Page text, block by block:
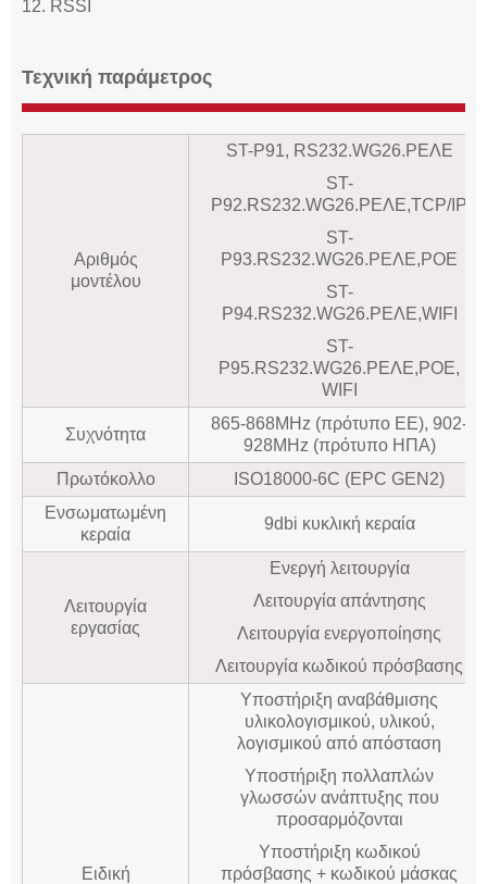
12. RSSI
Τεχνική παράμετρος
Αριθμός
μοντέλου
ST-P91, RS232.WG26.ΡΕΛΕ
ST-
P92.RS232.WG26.ΡΕΛΕ,TCP/IP
ST-
P93.RS232.WG26.ΡΕΛΕ,POE
ST-
P94.RS232.WG26.ΡΕΛΕ,WIFI
ST-
P95.RS232.WG26.ΡΕΛΕ,POE,
WIFI
Συχνότητα
865-868MHz (πρότυπο ΕΕ), 902-
928MHz (πρότυπο ΗΠΑ)
Πρωτόκολλο
ISO18000-6C (EPC GEN2)
Ενσωματωμένη
κεραία
9dbi κυκλική κεραία
Λειτουργία
εργασίας
Ενεργή λειτουργία
Λειτουργία απάντησης
Λειτουργία ενεργοποίησης
Λειτουργία κωδικού πρόσβασης
Ειδική
Υποστήριξη αναβάθμισης
υλικολογισμικού, υλικού,
λογισμικού από απόσταση
Υποστήριξη πολλαπλών
γλωσσών ανάπτυξης που
προσαρμόζονται
Υποστήριξη κωδικού
πρόσβασης + κωδικού μάσκας